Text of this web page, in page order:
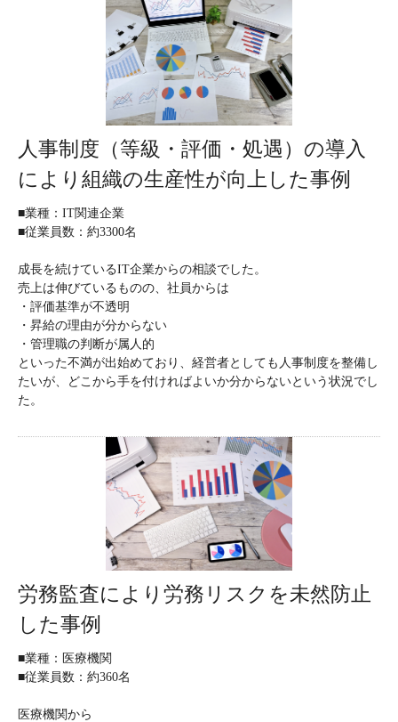
人事制度（等級・評価・処遇）の導入
により組織の生産性が向上した事例
■業種：IT関連企業
■従業員数：約3300名
成長を続けているIT企業からの相談でした。
売上は伸びているものの、社員からは
・評価基準が不透明
・昇給の理由が分からない
・管理職の判断が属人的
といった不満が出始めており、経営者としても人事制度を整備し
たいが、どこから手を付ければよいか分からないという状況でし
た。
労務監査により労務リスクを未然防止
した事例
■業種：医療機関
■従業員数：約360名
医療機関から